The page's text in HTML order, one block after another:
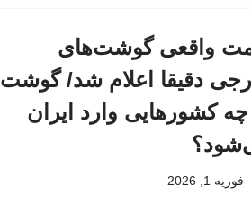
واقعی گوشت‌های
دقیقا اعلام شد/ گوشت
چه کشورهایی وارد ایران
فوریه 1, 2026